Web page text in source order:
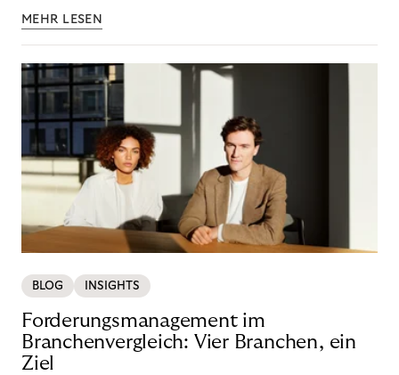
MEHR LESEN
BLOG INSIGHTS
Forderungsmanagement im
Branchenvergleich: Vier Branchen, ein
Ziel